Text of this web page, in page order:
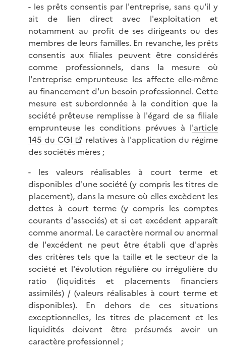
- les prêts consentis par l'entreprise, sans qu'il y
ait de lien direct avec l'exploitation et
notamment au profit de ses dirigeants ou des
membres de leurs familles. En revanche, les prêts
consentis aux filiales peuvent être considérés
comme professionnels, dans la mesure où
l'entreprise emprunteuse les affecte elle-même
au financement d'un besoin professionnel. Cette
mesure est subordonnée à la condition que la
société prêteuse remplisse à l'égard de sa filiale
emprunteuse les conditions prévues à l'article
145 du CGI
relatives à l'application du régime
des sociétés mères ;
- les valeurs réalisables à court terme et
disponibles d'une société (y compris les titres de
placement), dans la mesure où elles excèdent les
dettes à court terme (y compris les comptes
courants d'associés) et si cet excédent apparaît
comme anormal. Le caractère normal ou anormal
de l'excédent ne peut être établi que d'après
des critères tels que la taille et le secteur de la
société et l'évolution régulière ou irrégulière du
ratio (liquidités et placements financiers
assimilés) / (valeurs réalisables à court terme et
disponibles). En dehors de ces situations
exceptionnelles, les titres de placement et les
liquidités doivent être présumés avoir un
caractère professionnel ;